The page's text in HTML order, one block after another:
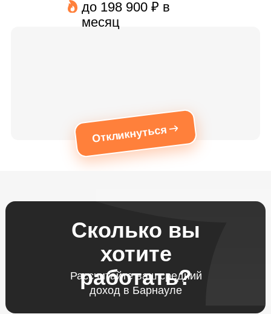
Откликнуться
до 198 900 ₽ в
месяц
Сколько вы
хотите
работать?
Рассчитайте ваш средний
доход в Барнауле